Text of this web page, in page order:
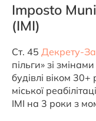
Imposto
(IMI)
Ст. 45 Декрету-
пільги» зі
будівлі віком 30+
міської
IMI на 3 роки з